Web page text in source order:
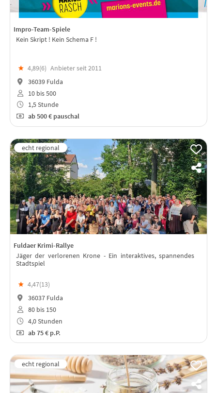
Impro-Team-Spiele
Kein Skript ! Kein Schema F !
★ 4,89(6) Anbieter seit 2011
36039 Fulda
10 bis 500
1,5 Stunde
ab500 € pauschal
Fuldaer Krimi-Rallye
Jäger der verlorenen Krone - Ein interaktives, spannendes
Stadtspiel
★ 4,47(13)
36037 Fulda
80 bis 150
4,0 Stunden
ab75 € p.P.